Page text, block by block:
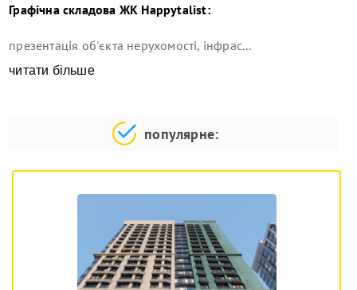
Графічна складова ЖК Happytalist:
презентація об'єкта нерухомості, інфрас...
читати більше
популярне: